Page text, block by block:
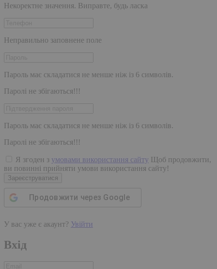
Некоректне значення. Виправте, будь ласка
Неправильно заповнене поле
Пароль має складатися не менше ніж із 6 символів.
Паролі не збігаються!!!
Пароль має складатися не менше ніж із 6 символів.
Паролі не збігаються!!!
Я згоден з умовами використання сайту Щоб продовжити,
ви повинні прийняти умови використання сайту!
Зареєструватися
Продовжити через Google
У вас уже є акаунт? Увійти
Вхід